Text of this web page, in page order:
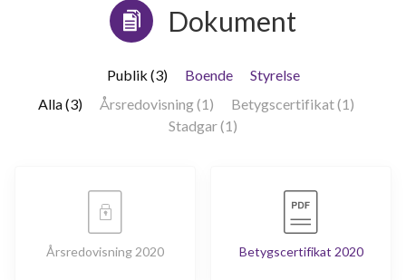
Dokument
Publik (3) Boende
Styrelse
Alla (3)
Årsredovisning (1)
Betygscertifikat (1)
Stadgar (1)
Årsredovisning 2020 Betygscertifikat 2020